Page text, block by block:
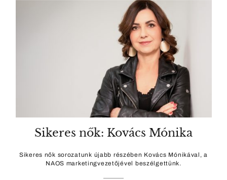
Sikeres nők: Kovács Mónika
Sikeres nők sorozatunk újabb részében Kovács Mónikával, a
NAOS marketingvezetőjével beszélgettünk.